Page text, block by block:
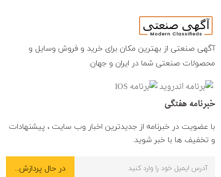
آگهی صنعتی از بهترین مکان برای خرید و فروش وسایل و
محصولات صنعتی شما در ایران و جهان.
خبرنامه هفتگی
با عضویت در خبرنامه از جدیدترین اخبار وب سایت ، پیشنهادات
و تخفیف ها با خبر شوید.